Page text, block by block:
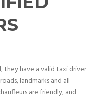
they have a valid taxi driver
landmarks and all
are friendly, and